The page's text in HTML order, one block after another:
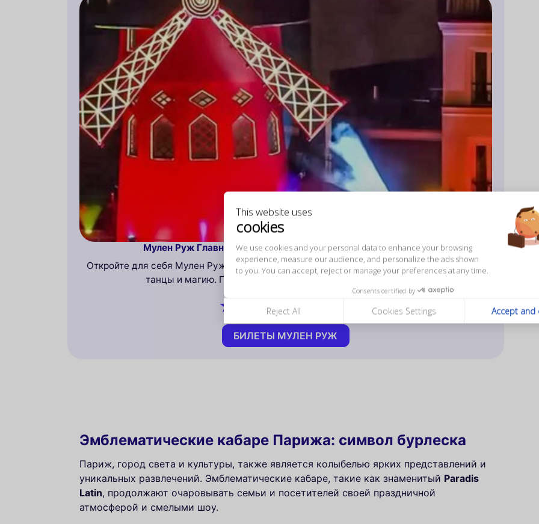
This website uses
cookies
We use cookies and your personal data to enhance your browsing
experience, measure our audience, and personalize the ads shown
to you. You can accept, reject or manage your preferences at any time.
Consents certified by
Reject All Cookies Settings Accept and
Мулен Руж Главный: Погрузитесь в элегантность и страсть!
Откройте для себя Мулен Руж Главный: незабываемый опыт, сочетающий в себе шоу,
танцы и магию. Погрузитесь в мир кабаре и узнайте больше!
БИЛЕТЫ МУЛЕН РУЖ
Эмблематические кабаре Парижа: символ бурлеска
Париж, город света и культуры, также является колыбелью ярких представлений и
уникальных развлечений. Эмблематические кабаре, такие как знаменитый Paradis
Latin, продолжают очаровывать семьи и посетителей своей праздничной
атмосферой и смелыми шоу.